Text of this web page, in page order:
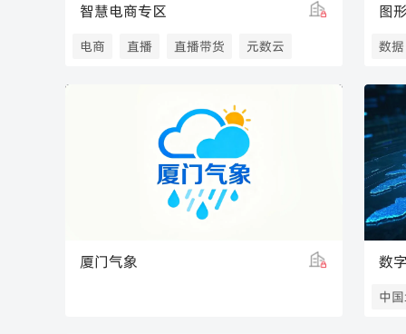
智慧电商专区
电商 直播 直播带货 元数云
图
数据
厦门气象 数
中